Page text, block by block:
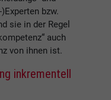
bzw.
sie in der Regel
auch
von ihnen ist.
inkrementell